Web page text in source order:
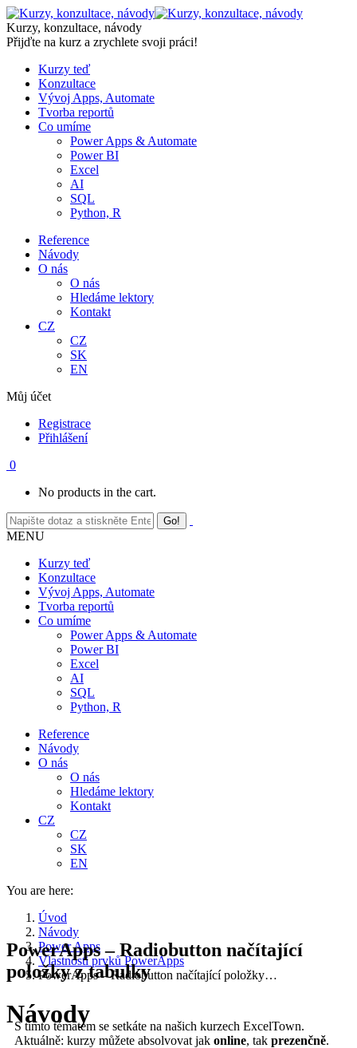
Skip
to
content
Kurzy, konzultace, návody
Přijďte na kurz a zrychlete svoji práci!
Kurzy teď
Konzultace
Vývoj Apps, Automate
Tvorba reportů
Co umíme
Power Apps & Automate
Power BI
Excel
AI
SQL
Python, R
Reference
Návody
O nás
O nás
Hledáme lektory
Kontakt
CZ
CZ
SK
EN
Můj účet
Registrace
Přihlášení
0
No products in the cart.
MENU
Kurzy teď
Konzultace
Vývoj Apps, Automate
Tvorba reportů
Co umíme
Power Apps & Automate
Power BI
Excel
AI
SQL
Python, R
Reference
Návody
O nás
O nás
Hledáme lektory
Kontakt
CZ
CZ
SK
EN
You are here:
Úvod
Návody
Power Apps
Vlastnosti prvků PowerApps
PowerApps – Radiobutton načítající položky…
Návody
PowerApps – Radiobutton načítající
položky z tabulky
S tímto tématem se setkáte na našich kurzech ExcelTown.
Aktuálně: kurzy můžete absolvovat jak online, tak prezenčně.